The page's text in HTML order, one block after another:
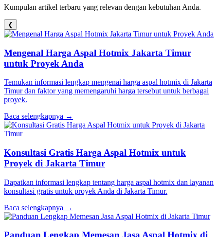
Kumpulan artikel terbaru yang relevan dengan kebutuhan Anda.
❮
Mengenal Harga Aspal Hotmix Jakarta Timur
untuk Proyek Anda
Temukan informasi lengkap mengenai harga aspal hotmix di Jakarta
Timur dan faktor yang memengaruhi harga tersebut untuk berbagai
proyek.
Baca selengkapnya →
Konsultasi Gratis Harga Aspal Hotmix untuk
Proyek di Jakarta Timur
Dapatkan informasi lengkap tentang harga aspal hotmix dan layanan
konsultasi gratis untuk proyek Anda di Jakarta Timur.
Baca selengkapnya →